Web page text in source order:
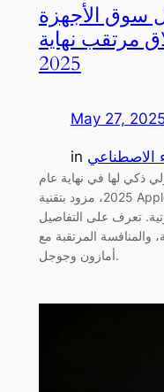
سوق الأجهزة
مرتقب نهاية
2025
May 27,
in الاصطناعي
ذكي لها في نهاية عام
2025، مزود بتقنية Apple Intelligence وشاشة 7 إنش، مع
تعرف على التفاصيل
والمنافسة المرتقبة مع
أمازون وجوجل.